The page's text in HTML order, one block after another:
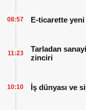
E-ticarette yeni
08:57
Tarladan
zinciri
11:23
İş dünyası ve
10:10